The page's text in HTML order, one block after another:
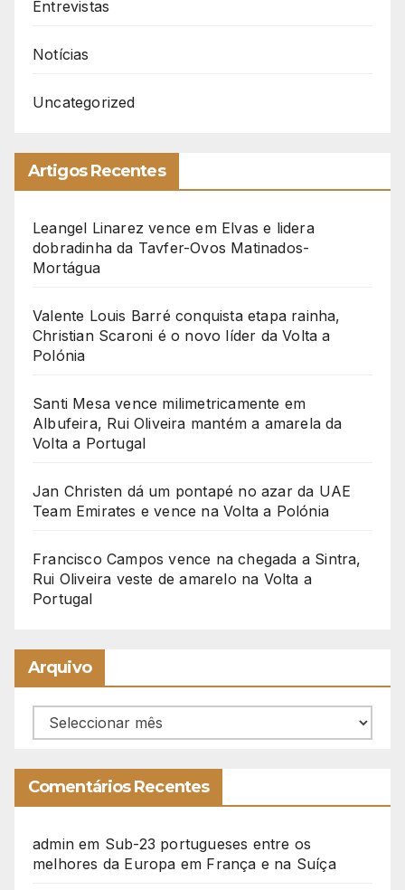
Entrevistas
Notícias
Uncategorized
Artigos Recentes
Leangel Linarez vence em Elvas e lidera
dobradinha da Tavfer-Ovos Matinados-
Mortágua
Valente Louis Barré conquista etapa rainha,
Christian Scaroni é o novo líder da Volta a
Polónia
Santi Mesa vence milimetricamente em
Albufeira, Rui Oliveira mantém a amarela da
Volta a Portugal
Jan Christen dá um pontapé no azar da UAE
Team Emirates e vence na Volta a Polónia
Francisco Campos vence na chegada a Sintra,
Rui Oliveira veste de amarelo na Volta a
Portugal
Arquivo
Arquivo
Comentários Recentes
admin em Sub-23 portugueses entre os
melhores da Europa em França e na Suíça